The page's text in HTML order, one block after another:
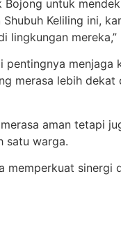
Bojong untuk
Keliling ini,
mereka,”
menjaga
merasa lebih dekat
aman tetapi
satu warga.
memperkuat sinergi